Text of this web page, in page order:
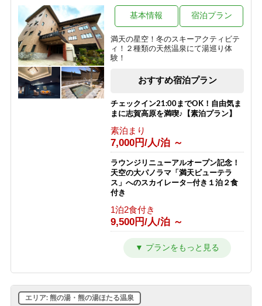
8,166円/人/泊 ～
【西館】【朝食付】バリューレート /
焼額山スキー場が目の前！小学生まで
リフト券無料♪
11,466円/人/泊 ～
【西館】【夕朝食付】バリューレート/
焼額山スキー場が目の前！小学生まで
1泊2食付き
17,866円/人/泊 ～
【西館】【室料】連泊プラン / 焼額山
スキー場が目の前！小学生までリフト
券無料♪
素泊まり
7,145円/人/泊 ～
【西館】【朝食付】連泊プラン / 焼額
山スキー場が目の前！小学生までリフ
10,445円/人/泊 ～
夕食のみ・朝食無しプラン！
夕食のみ
9,050円/人/泊 ～
【朝食付】ご到着が遅いご予約にもお
すすめ！北アルプスを望む露天風呂付
8,050円/人/泊 ～
給湯、その他サービスなしの割り切り
プラン◎
素泊まり
4,000円/人/泊 ～
【2食付・連泊プラン】5泊以上のご宿
む露天風呂付温泉宿
1泊2食付き
10,000円/人/泊 ～
満天の星空！冬のスキーアクティビテ
ィ！２種類の天然温泉にて湯巡り体
験！
基本情報 宿泊プラン
おすすめ宿泊プラン
チェックイン21:00までOK！自由気ま
まに志賀高原を満喫♪【素泊プラン】
素泊まり
7,000円/人/泊 ～
ラウンジリニューアルオープン記念！
天空の大パノラマ「満天ビューテラ
ス」へのスカイレータ―付き１泊２食
付き
1泊2食付き
9,500円/人/泊 ～
カラオケ＆BARオープン記念！ Bar
での１ドリンク付き１泊２食プラン
家族でわいわい和洋室確約！1泊２
エリア: 熊の湯・熊の湯ほたる温泉